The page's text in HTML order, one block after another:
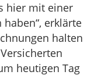
hier mit einer
erklärte
halten
heutigen Tag